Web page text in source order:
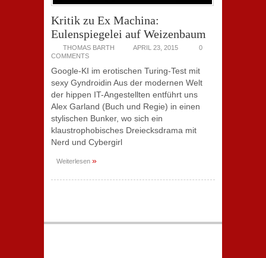
Kritik zu Ex Machina:
Eulenspiegelei auf Weizenbaum
THOMAS BARTH APRIL 23, 2015
0
COMMENTS
Google-KI im erotischen Turing-Test mit
sexy Gyndroidin Aus der modernen Welt
der hippen IT-Angestellten entführt uns
Alex Garland (Buch und Regie) in einen
stylischen Bunker, wo sich ein
klaustrophobisches Dreiecksdrama mit
Nerd und Cybergirl
Weiterlesen »